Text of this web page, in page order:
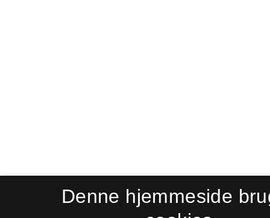
Denne hjemmeside